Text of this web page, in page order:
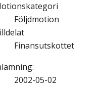
Följdmotion
Finansutskottet
:
2002-05-02